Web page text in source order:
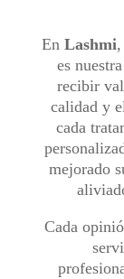
EnLashmi
es
recibir
calidad y
cada
mejorado
Cada